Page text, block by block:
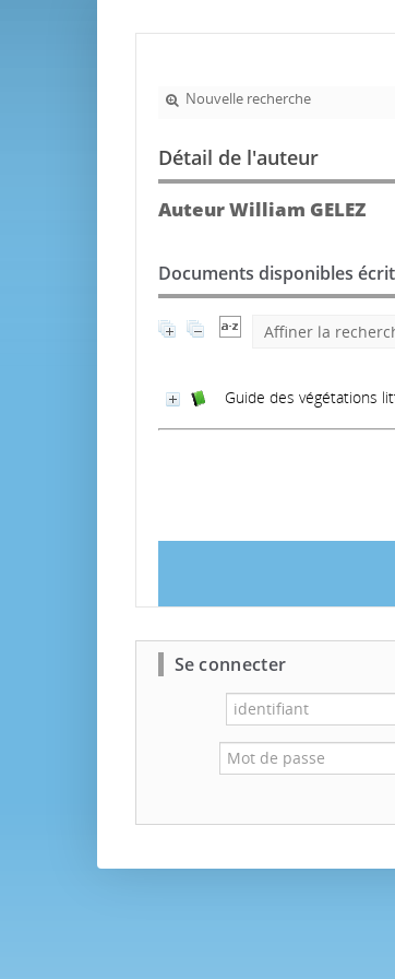
Nouvelle recherche
Détail de l'auteur
Auteur William GELEZ
Documents disponibles
Affiner la
Guide des végétations
Se connecter